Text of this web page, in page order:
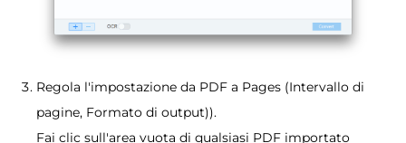
Regola l'impostazione da PDF a Pages (Intervallo di
pagine, Formato di output)).
Fai clic sull'area vuota di qualsiasi PDF importato